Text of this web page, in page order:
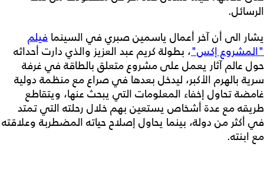
الرسائل.
يشار الى أن آخر أعمال ياسمين صبري في السينما فيلم
"المشروع إكس"، بطولة كريم عبد العزيز والذي دارت أحداثه
حول عالم آثار يعمل على مشروع متعلق بالطاقة في غرفة
سرية بالهرم الأكبر، ليدخل بعدها في صراع مع منظمة دولية
غامضة تحاول إخفاء المعلومات التي يبحث عنها، ويتقاطع
طريقه مع عدة أشخاص يستعين بهم خلال رحلته التي تمتد
في أكثر من دولة، بينما يحاول إصلاح حياته المضطربة وعلاقته
مع ابنته.